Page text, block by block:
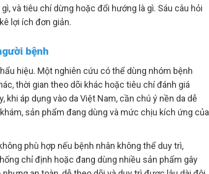
và tiêu chí dừng hoặc đổi hướng là gì. Sáu câu hỏi
lợi ích đơn giản.
bệnh
hiệu. Một nghiên cứu có thể dùng nhóm bệnh
thời gian theo dõi khác hoặc tiêu chí đánh giá
khi áp dụng vào da Việt Nam, cần chú ý nền da dễ
sản phẩm đang dùng và mức chịu kích ứng của
phù hợp nếu bệnh nhân không thể duy trì,
chỉ định hoặc đang dùng nhiều sản phẩm gây